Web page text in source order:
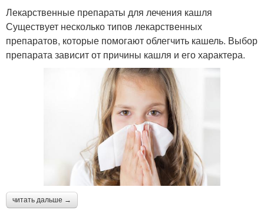
Лекарственные препараты для лечения кашля
Существует несколько типов лекарственных
препаратов, которые помогают облегчить кашель. Выбор
препарата зависит от причины кашля и его характера.
читать дальше →